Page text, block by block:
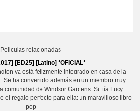
Peliculas relacionadas
[BD25] [Latino] *OFICIAL*
ya está felizmente integrado en casa de la
Se ha convertido además en un miembro muy
comunidad de Windsor Gardens. Su tía Lucy
el regalo perfecto para ella: un maravilloso libro
pop-